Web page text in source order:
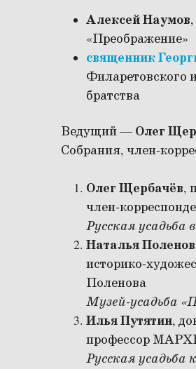
Алексей Наумов
«Преображение»
священник
Филаретовского
братства
Ведущий — Олег
Собрания, член-
Олег Щербачёв,
член-
Русская
Наталья
историко-
Поленова
Музей-усадьба
Илья Путятин,
профессор
Русская усадьба